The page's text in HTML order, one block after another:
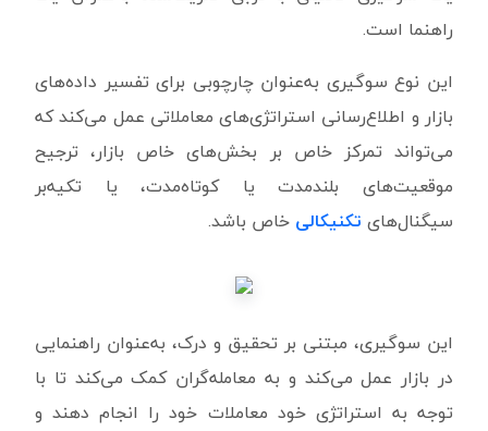
راهنما است.
این نوع سوگیری به‌عنوان چارچوبی برای تفسیر داده‌های
بازار و اطلاع‌رسانی استراتژی‌های معاملاتی عمل می‌کند که
می‌تواند تمرکز خاص بر بخش‌های خاص بازار، ترجیح
موقعیت‌های بلندمدت یا کوتاه‌مدت، یا تکیه‌بر
سیگنال‌های تکنیکالی خاص باشد.
این سوگیری، مبتنی بر تحقیق و درک، به‌عنوان راهنمایی
در بازار عمل می‌کند و به معامله‌گران کمک می‌کند تا با
توجه به استراتژی خود معاملات خود را انجام دهند و